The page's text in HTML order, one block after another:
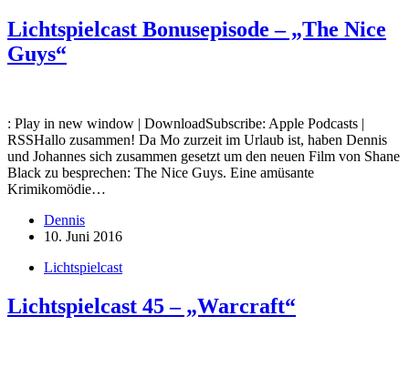
Lichtspielcast Bonusepisode – „The Nice
Guys“
: Play in new window | DownloadSubscribe: Apple Podcasts |
RSSHallo zusammen! Da Mo zurzeit im Urlaub ist, haben Dennis
und Johannes sich zusammen gesetzt um den neuen Film von Shane
Black zu besprechen: The Nice Guys. Eine amüsante
Krimikomödie…
Dennis
10. Juni 2016
Lichtspielcast
Lichtspielcast 45 – „Warcraft“